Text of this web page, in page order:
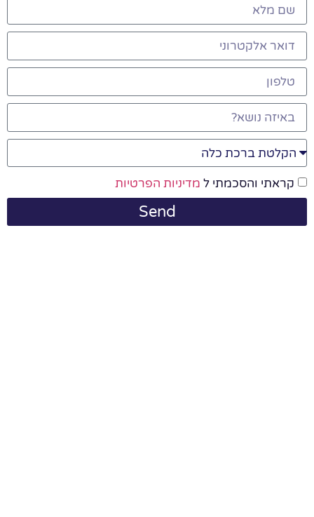
קראתי והסכמתי ל מדיניות הפרטיות
Send